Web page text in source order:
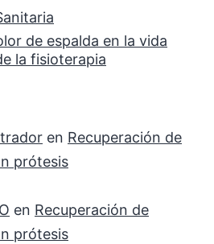
de espalda en la vida
la fisioterapia
en Recuperación de
prótesis
en Recuperación de
prótesis